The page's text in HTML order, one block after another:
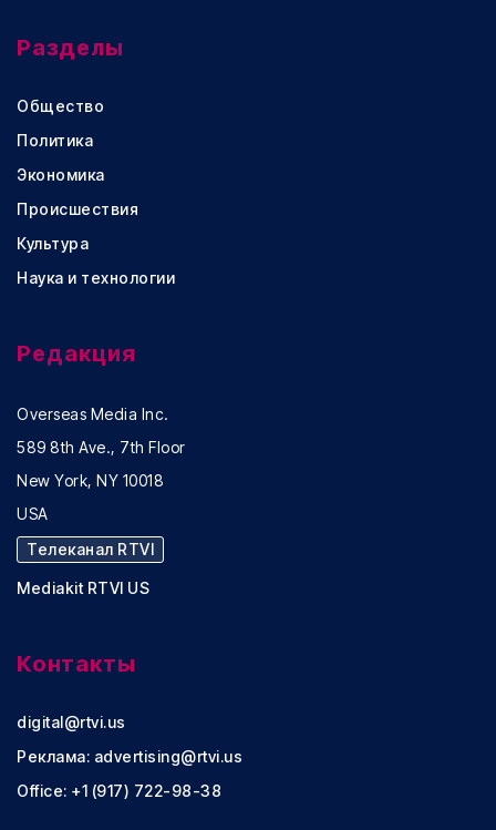
Разделы
Общество
Политика
Экономика
Происшествия
Культура
Наука и технологии
Редакция
Overseas Media Inc.
589 8th Ave., 7th Floor
New York, NY 10018
USA
Телеканал RTVI
Mediakit RTVI US
Контакты
digital@rtvi.us
Реклама: advertising@rtvi.us
Office: +1 (917) 722-98-38